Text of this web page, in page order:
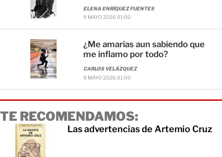
ELENA ENRÍQUEZ FUENTES
9 MAYO 2026 01:00
¿Me amarías aun sabiendo que
me inflamo por todo?
CARLOS VELÁZQUEZ
9 MAYO 2026 01:00
TE RECOMENDAMOS:
Las advertencias de Artemio Cruz